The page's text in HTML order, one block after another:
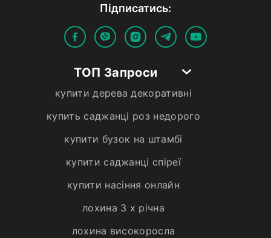
Пiдписатись:
ТОП Запроси
купити дерева декоративні
купить саджанці роз недорого
купити бузок на штамбі
купити саджанці спіреї
купити насіння онлайн
лохина 3 х річна
лохина високоросла